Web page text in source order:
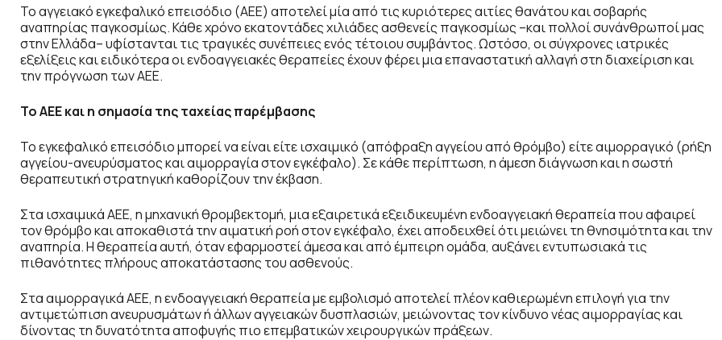
Το αγγειακό εγκεφαλικό επεισόδιο (ΑΕΕ) αποτελεί μία από τις κυριότερες αιτίες θανάτου και σοβαρής
αναπηρίας παγκοσμίως. Κάθε χρόνο εκατοντάδες χιλιάδες ασθενείς παγκοσμίως –και πολλοί συνάνθρωποί μας
στην Ελλάδα– υφίστανται τις τραγικές συνέπειες ενός τέτοιου συμβάντος. Ωστόσο, οι σύγχρονες ιατρικές
εξελίξεις και ειδικότερα οι ενδοαγγειακές θεραπείες έχουν φέρει μια επαναστατική αλλαγή στη διαχείριση και
την πρόγνωση των ΑΕΕ.
Το ΑΕΕ και η σημασία της ταχείας παρέμβασης
Το εγκεφαλικό επεισόδιο μπορεί να είναι είτε ισχαιμικό (απόφραξη αγγείου από θρόμβο) είτε αιμορραγικό (ρήξη
αγγείου-ανευρύσματος και αιμορραγία στον εγκέφαλο). Σε κάθε περίπτωση, η άμεση διάγνωση και η σωστή
θεραπευτική στρατηγική καθορίζουν την έκβαση.
Στα ισχαιμικά ΑΕΕ, η μηχανική θρομβεκτομή, μια εξαιρετικά εξειδικευμένη ενδοαγγειακή θεραπεία που αφαιρεί
τον θρόμβο και αποκαθιστά την αιματική ροή στον εγκέφαλο, έχει αποδειχθεί ότι μειώνει τη θνησιμότητα και την
αναπηρία. Η θεραπεία αυτή, όταν εφαρμοστεί άμεσα και από έμπειρη ομάδα, αυξάνει εντυπωσιακά τις
πιθανότητες πλήρους αποκατάστασης του ασθενούς.
Στα αιμορραγικά ΑΕΕ, η ενδοαγγειακή θεραπεία με εμβολισμό αποτελεί πλέον καθιερωμένη επιλογή για την
αντιμετώπιση ανευρυσμάτων ή άλλων αγγειακών δυσπλασιών, μειώνοντας τον κίνδυνο νέας αιμορραγίας και
δίνοντας τη δυνατότητα αποφυγής πιο επεμβατικών χειρουργικών πράξεων.